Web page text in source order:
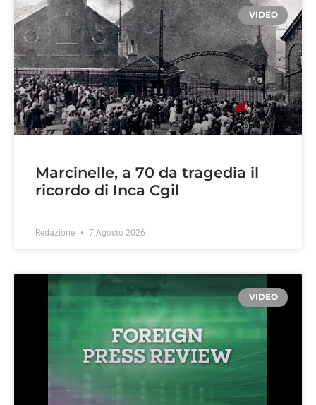
VIDEO
Marcinelle, a 70 da tragedia il
ricordo di Inca Cgil
Redazione 7 Agosto 2026
VIDEO